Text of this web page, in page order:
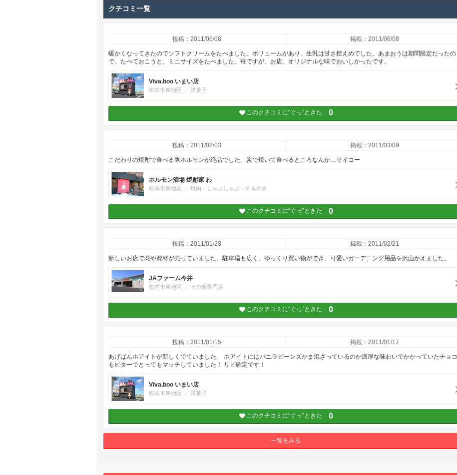
クチコミ一覧
投稿：2011/06/08 掲載：2011/06/08
暖かくなってきたのでソフトクリームをたべました。ボリュームがあり、生乳は甘さ控えめでした。あまおうは期間限定だったの
で、たべておこうと、ミニサイズをたべました。苺ですが、お店、オリジナルな味でおいしかったです。
Viva.boo いまい店
松本市東地区 洋菓子
このクチコミに“ぐっ”ときた 0
投稿：2011/02/03 掲載：2011/03/09
こだわりの焼酎で食べる豚ホルモンが絶品でした。炭で焼いて食べるところなんか…サイコー
ホルモン酒場 焼酎家 わ
松本市東地区 焼肉・しゃぶしゃぶ・すきやき
このクチコミに“ぐっ”ときた 0
投稿：2011/01/28 掲載：2011/02/21
新しいお店で花や資材が売っていました。駐車場も広く、ゆっくり買い物ができ、可愛いガーデニング用品を沢山かえました。
JAファーム今井
松本市東地区 その他専門店
このクチコミに“ぐっ”ときた 0
投稿：2011/01/15 掲載：2011/01/17
あげぱんホアイトが新しくでていました。 ホアイトにはバニラビーンズかま混ざっているのか濃厚な味わいでかかっていたチョコ
もビターでとってもマッチしていました！ リピ確定です！
Viva.boo いまい店
松本市東地区 洋菓子
このクチコミに“ぐっ”ときた 0
一覧をみる